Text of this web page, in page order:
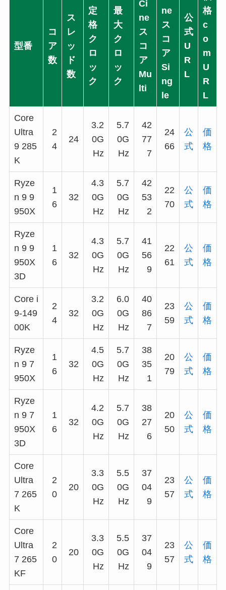
型番
コ
ア
数
ス
レ
ッ
ド
数
定
格
ク
ロ
ッ
ク
最
大
ク
ロ
ッ
ク
Ci
ne
ス
コ
ア
Mu
lti
ne
ス
コ
ア
Si
ng
le
公
式
U
R
L
格
c
o
m
U
R
L
Core
Ultra
9 285
K
2
4
24
3.2
0G
Hz
5.7
0G
Hz
42
77
7
24
66
公
式
価
格
Ryze
n 9 9
950X
1
6
32
4.3
0G
Hz
5.7
0G
Hz
42
53
2
22
70
公
式
価
格
Ryze
n 9 9
950X
3D
1
6
32
4.3
0G
Hz
5.7
0G
Hz
41
56
9
22
61
公
式
価
格
Core i
9-149
00K
2
4
32
3.2
0G
Hz
6.0
0G
Hz
40
86
7
23
59
公
式
価
格
Ryze
n 9 7
950X
1
6
32
4.5
0G
Hz
5.7
0G
Hz
38
35
1
20
79
公
式
価
格
Ryze
n 9 7
950X
3D
1
6
32
4.2
0G
Hz
5.7
0G
Hz
38
27
6
20
50
公
式
価
格
Core
Ultra
7 265
K
2
0
20
3.3
0G
Hz
5.5
0G
Hz
37
04
9
23
57
公
式
価
格
Core
Ultra
7 265
KF
2
0
20
3.3
0G
Hz
5.5
0G
Hz
37
04
9
23
57
公
式
価
格